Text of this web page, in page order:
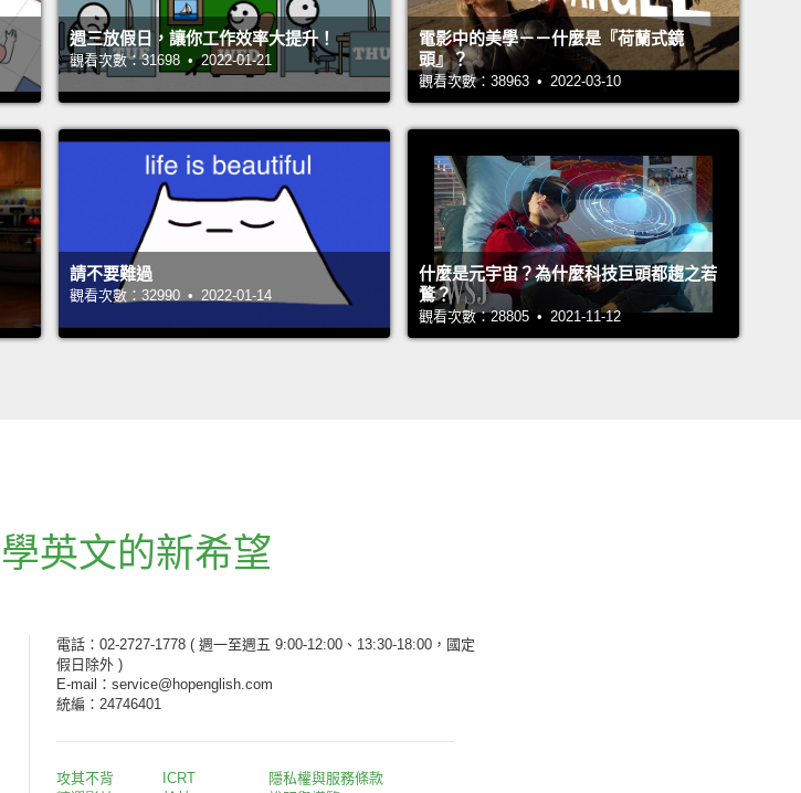
週三放假日，讓你工作效率大提升！
觀看次數：31698 • 2022-01-21
電影中的美學－－什麼是『荷蘭式鏡
頭』？
觀看次數：38963 • 2022-03-10
請不要難過
觀看次數：32990 • 2022-01-14
什麼是元宇宙？為什麼科技巨頭都趨之若
鶩？
觀看次數：28805 • 2021-11-12
學英文的新希望
電話：02-2727-1778 ( 週一至週五 9:00-12:00、13:30-18:00，國定
假日除外 )
E-mail：service@hopenglish.com
統編：24746401
攻其不背
ICRT
隱私權與服務條款